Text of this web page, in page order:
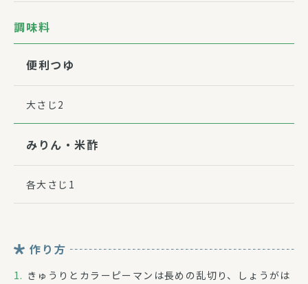
調味料
便利つゆ
大さじ2
みりん・米酢
各大さじ1
作り方
きゅうりとカラーピーマンは長めの乱切り、しょうがは